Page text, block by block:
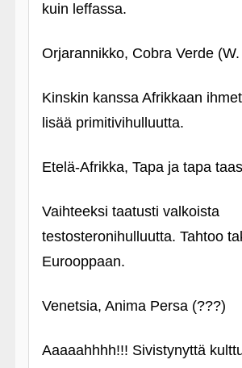
kuin leffassa.
Orjarannikko, Cobra Verde
Kinskin kanssa Afrikkaan
lisää primitivihulluutta.
Etelä-Afrikka, Tapa ja tapa
Vaihteeksi taatusti valkoista
testosteronihulluutta. Tahtoo
Eurooppaan.
Venetsia, Anima Persa (???)
Aaaaahhhh!!! Sivistynyttä